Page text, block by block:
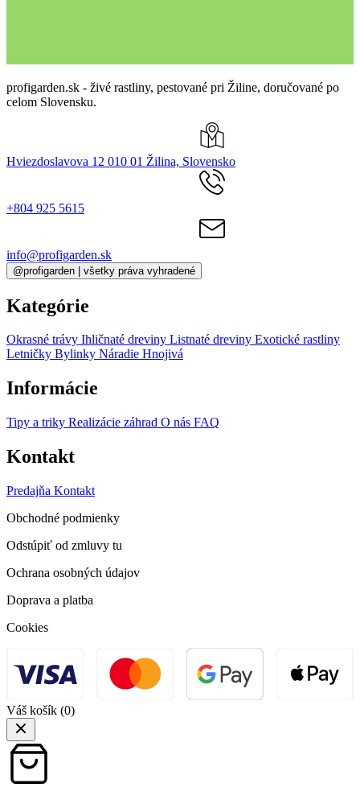
profigarden.sk - živé rastliny, pestované pri Žiline, doručované po
celom Slovensku.
Hviezdoslavova 12 010 01 Žilina, Slovensko
+804 925 5615
info@profigarden.sk
@profigarden | všetky práva vyhradené
Kategórie
Okrasné trávy Ihličnaté dreviny Listnaté dreviny Exotické rastliny
Letničky Bylinky Náradie Hnojivá
Informácie
Tipy a triky Realizácie záhrad O nás FAQ
Kontakt
Predajňa Kontakt
Obchodné podmienky
Odstúpiť od zmluvy tu
Ochrana osobných údajov
Doprava a platba
Cookies
Váš košík (0)